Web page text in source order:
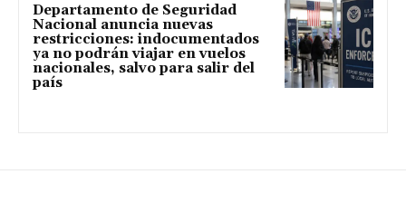
Departamento de Seguridad
Nacional anuncia nuevas
restricciones: indocumentados
ya no podrán viajar en vuelos
nacionales, salvo para salir del
país